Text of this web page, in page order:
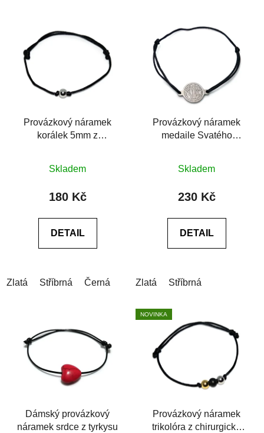
Provázkový náramek
korálek 5mm z
hodnocení
produktu
z
Skladem
180 Kč
DETAIL
Zlatá Stříbrná Černá
Provázkový náramek
medaile Svatého
hodnocení
produktu
z
Skladem
230 Kč
DETAIL
Zlatá Stříbrná
Dámský provázkový
náramek srdce z tyrkysu
NOVINKA
Provázkový náramek
trikolóra z chirurgické